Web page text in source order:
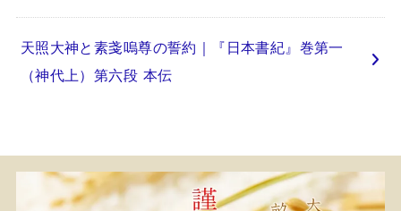
天照大神と素戔嗚尊の誓約｜『日本書紀』巻第一
（神代上）第六段 本伝